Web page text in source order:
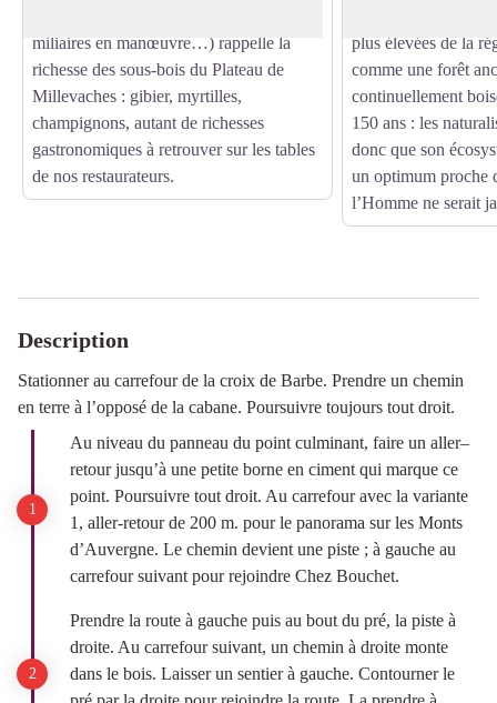
miliaires en manœuvre…) rappelle la
richesse des sous-bois du Plateau de
Millevaches : gibier, myrtilles,
champignons, autant de richesses
gastronomiques à retrouver sur les tables
de nos restaurateurs.
plus élevées de la
comme une forêt
continuellement
150 ans : les
donc que son
un optimum proche
l’Homme ne serait
Description
Stationner au carrefour de la croix de Barbe. Prendre un chemin
en terre à l’opposé de la cabane. Poursuivre toujours tout droit.
Au niveau du panneau du point culminant, faire un aller–
retour jusqu’à une petite borne en ciment qui marque ce
point. Poursuivre tout droit. Au carrefour avec la variante
1, aller-retour de 200 m. pour le panorama sur les Monts
d’Auvergne. Le chemin devient une piste ; à gauche au
carrefour suivant pour rejoindre Chez Bouchet.
Prendre la route à gauche puis au bout du pré, la piste à
droite. Au carrefour suivant, un chemin à droite monte
dans le bois. Laisser un sentier à gauche. Contourner le